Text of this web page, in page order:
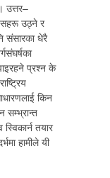
उत्तर–
उठ्ने र
संसारका धेरै
प्रश्न के
किन
सम्भ्रान्त
तयार
हामीले यी